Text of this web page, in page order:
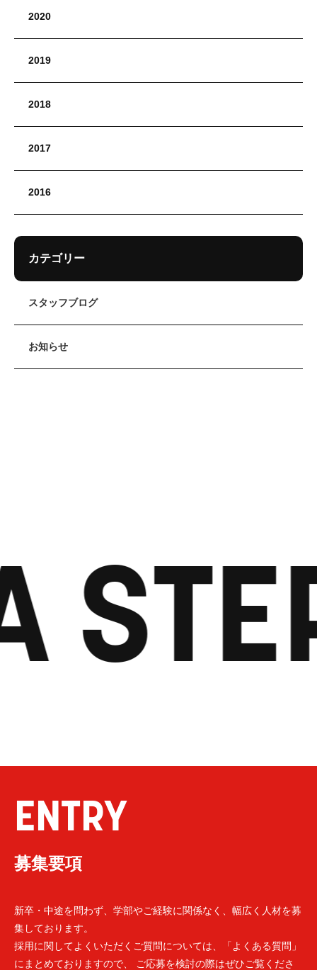
2020
2019
2018
2017
2016
カテゴリー
スタッフブログ
お知らせ
ENTRY
募集要項
新卒・中途を問わず、学部やご経験に関係なく、幅広く人材を募
集しております。
採用に関してよくいただくご質問については、「よくある質問」
にまとめておりますので、 ご応募を検討の際はぜひご覧くださ